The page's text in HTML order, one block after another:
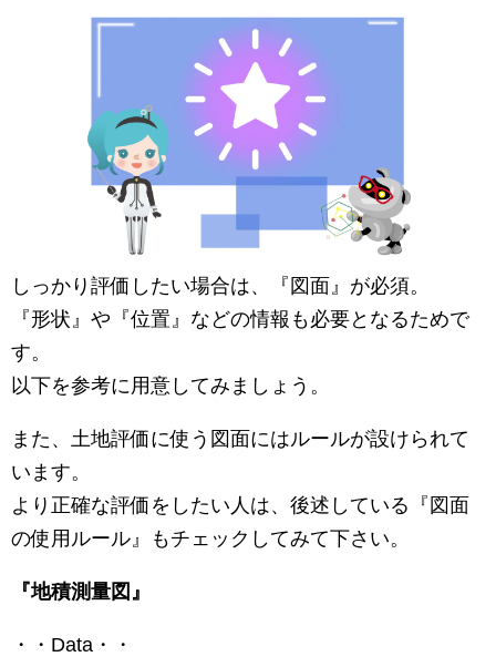
しっかり評価したい場合は、『図面』が必須。
『形状』や『位置』などの情報も必要となるためで
す。
以下を参考に用意してみましょう。
また、土地評価に使う図面にはルールが設けられて
います。
より正確な評価をしたい人は、後述している『図面
の使用ルール』もチェックしてみて下さい。
『地積測量図』
・・Data・・